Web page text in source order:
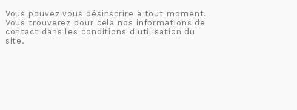
Vous pouvez vous désinscrire à tout moment.
Vous trouverez pour cela nos informations de
contact dans les conditions d'utilisation du
site.